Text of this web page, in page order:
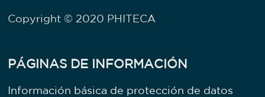
Copyright © 2020 PHITECA
PÁGINAS DE INFORMACIÓN
Información básica de protección de datos